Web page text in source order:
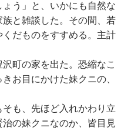
う」と、いかにも自然な
と雑談した。その間、若
だものをすすめる。主計
町の家を出た。恐縮なこ
お目にかけた妹クニの、
も、先ほど入れかわり立
の妹クニなのか、皆目見